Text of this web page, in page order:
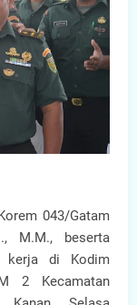
043/Gatam
M.M., beserta
kerja di Kodim
2 Kecamatan